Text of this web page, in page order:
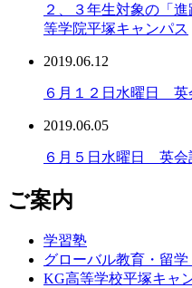
２、３年生対象の「
等学院平塚キャンパス
2019.06.12
６月１２日水曜日 英
2019.06.05
６月５日水曜日 英会
ご案内
学習塾
グローバル教育・留
KG高等学校平塚キャ